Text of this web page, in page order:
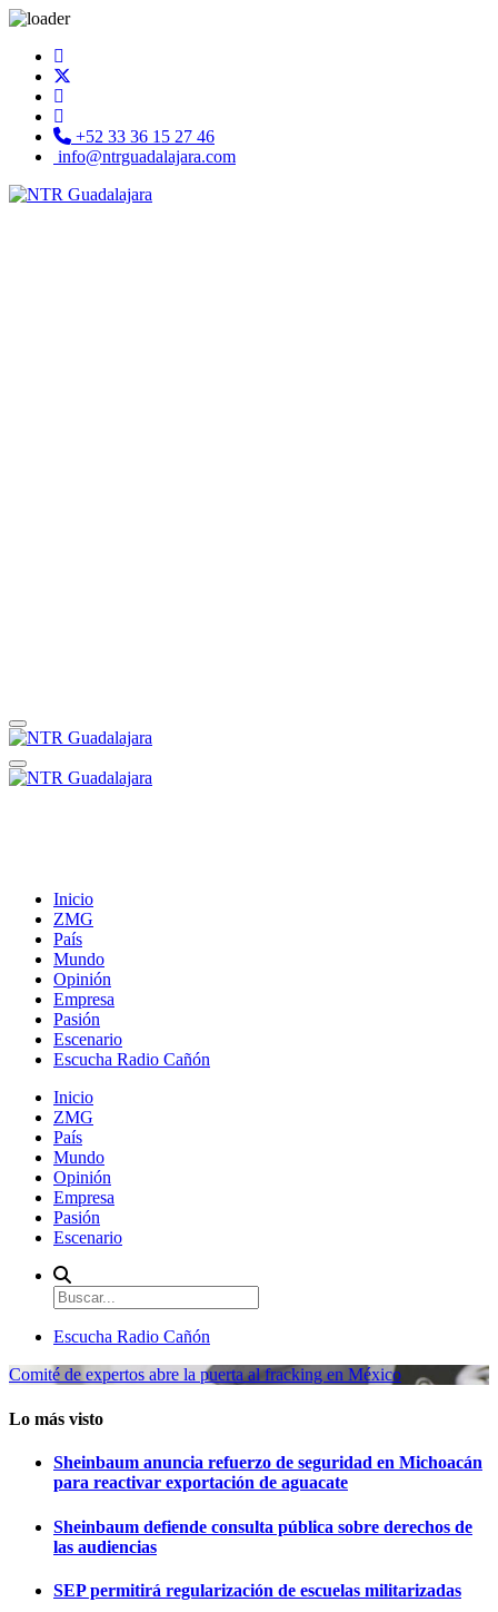
+52 33 36 15 27 46
info@ntrguadalajara.com
Inicio
ZMG
País
Mundo
Opinión
Empresa
Pasión
Escenario
Escucha Radio Cañón
Inicio
ZMG
País
Mundo
Opinión
Empresa
Pasión
Escenario
Escucha Radio Cañón
Comité de expertos abre la puerta al fracking en México
Lo más visto
Sheinbaum anuncia refuerzo de seguridad en Michoacán
para reactivar exportación de aguacate
Sheinbaum defiende consulta pública sobre derechos de
las audiencias
SEP permitirá regularización de escuelas militarizadas